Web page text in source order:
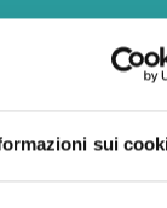
sui
nelle sedi di